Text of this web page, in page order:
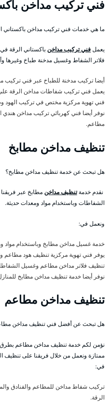
فني تركيب مداخن
ما هي خدمات فني تركيب مداخن باكستاني
يعملفني تركيب مداخنباكستاني الرقة
فلاتر الشفاط وغسيل مدخنة طباخ وغيرها
أيضا تركيب مدخنة للطباخ عبر فني تركيب
يعمل فني تركيب شفاطات مداخن الرقة
فني تهوية مركزية مختص في تركيب الهود
نوفر أيضا فني كهربائي تركيب مداخن هندي
مطاعم.
تنظيف مداخن مطابخ
هل تبحث عن خدمة تنظيف مداخن مطابخ؟
نقدم خدمةتنظيف مداخنمطابخ عبر
الشفاطات وباستخدام مواد ومعدات حديثة.
ونعمل في:
خدمة غسيل مداخن مطابخ وباستخدام مواد
يوفر فني تهوية مركزية تنظيف هود مطاعم
تنظيف فلاتر مداخن مطاعم وغسيل
نوفر أيضا خدمة تنظيف مداخن مطابخ
تنظيف مداخن مطاعم
هل تبحث عن أفضل فني تنظيف مداخن
نؤمن لكم خدمة تنظيف مداخن مطاعم بطرق
ممتازة ونعمل من خلال فريقنا على تنظيف
في:
تركيب شفاط مداخن للمطاعم والفنادق
الرقة.